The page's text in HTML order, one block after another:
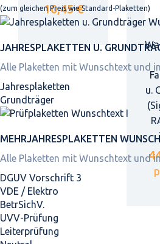
(zum gleichen Preis wie Standard-Plaketten)
JAHRES­PLAKETTEN U.
Alle Plaketten mit Wunschtext und
Jahresplaketten
Grundträger
MEHRJAHRES­PLAKETTEN
Alle Plaketten mit Wunschtext und
DGUV Vorschrift 3
VDE / Elektro
BetrSichV.
UVV-Prüfung
Leiterprüfung
10,45 €
u.